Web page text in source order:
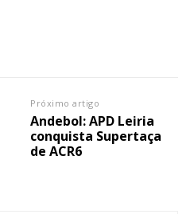
Próximo artigo
Andebol: APD Leiria
conquista Supertaça
de ACR6